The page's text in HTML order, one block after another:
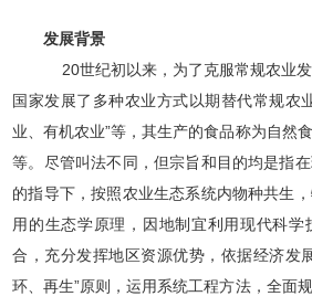
发展背景
20世纪初以来，为了克服常规农业发
国家发展了多种农业方式以期替代常规农
业、有机农业”等，其生产的食品称为自然
等。尽管叫法不同，但宗旨和目的均是指
的指导下，按照农业生态系统内物种共生
用的生态学原理，因地制宜利用现代科
合，充分发挥地区资源优势，依据经济发
环、再生”原则，运用系统工程方法，全面